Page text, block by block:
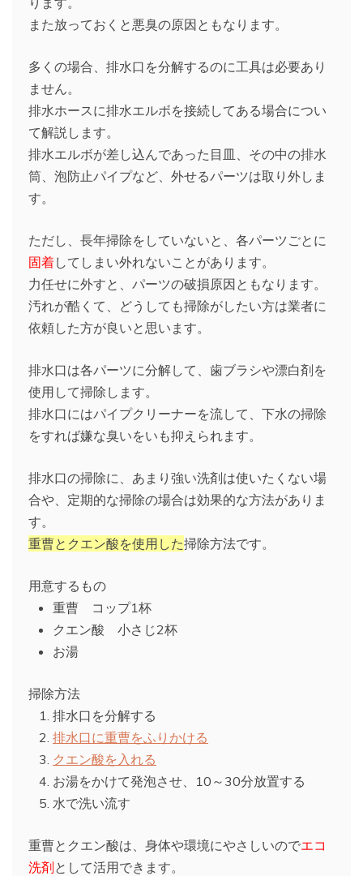
また放っておくと悪臭の原因ともなります。
多くの場合、排水口を分解するのに工具は必要あり
ません。
排水ホースに排水エルボを接続してある場合につい
て解説します。
排水エルボが差し込んであった目皿、その中の排水
筒、泡防止パイプなど、外せるパーツは取り外しま
す。
ただし、長年掃除をしていないと、各パーツごとに
固着してしまい外れないことがあります。
力任せに外すと、パーツの破損原因ともなります。
汚れが酷くて、どうしても掃除がしたい方は業者に
依頼した方が良いと思います。
排水口は各パーツに分解して、歯ブラシや漂白剤を
使用して掃除します。
排水口にはパイプクリーナーを流して、下水の掃除
をすれば嫌な臭いをいも抑えられます。
排水口の掃除に、あまり強い洗剤は使いたくない場
合や、定期的な掃除の場合は効果的な方法がありま
す。
重曹とクエン酸を使用した掃除方法です。
用意するもの
重曹 コップ1杯
クエン酸 小さじ2杯
お湯
掃除方法
排水口を分解する
排水口に重曹をふりかける
クエン酸を入れる
お湯をかけて発泡させ、10～30分放置する
水で洗い流す
重曹とクエン酸は、身体や環境にやさしいのでエコ
洗剤として活用できます。